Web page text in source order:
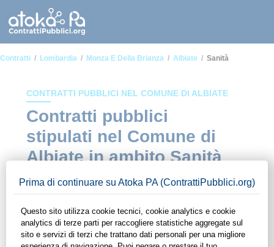
Contratti Lombardia Monza E Della Brianza Albiate Sanità
CONTRATTI PUBBLICI NEL COMUNE DI ALBIATE
Contratti pubblici
stipulati nel Comune di
Albiate in ambito Sanità
ad alcuni dei contratti presenti nella piattaforma stipulati
funzionalità di ContrattiPubblici.org potrai monitorare la
scadenza dei contratti pubblici di tuo interesse e
programmare la tua attività commerciale con le Pubbliche
Amministrazioni con largo anticipo. Il servizio di